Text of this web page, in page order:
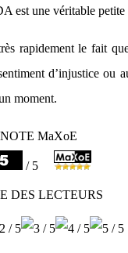
est une véritable
rapidement le fait
d’injustice ou
moment.
NOTE MaXoE
/ 5
DES LECTEURS